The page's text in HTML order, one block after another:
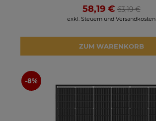
58,19 € 63,19 €
exkl. Steuern und Versandkosten
ZUM WARENKORB